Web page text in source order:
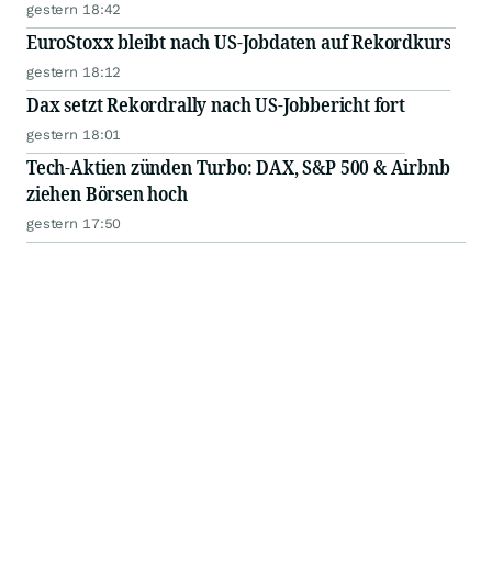
gestern 18:42
EuroStoxx bleibt nach US-Jobdaten auf Rekordkurs
gestern 18:12
Dax setzt Rekordrally nach US-Jobbericht fort
gestern 18:01
Tech-Aktien zünden Turbo: DAX, S&P 500 & Airbnb
ziehen Börsen hoch
gestern 17:50